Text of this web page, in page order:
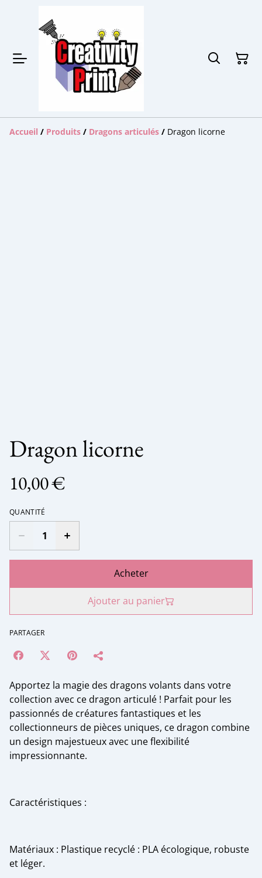
Accueil / Produits / Dragons articulés / Dragon licorne
Dragon licorne
10,00 €
QUANTITÉ
Acheter
Ajouter au panier
PARTAGER
Apportez la magie des dragons volants dans votre
collection avec ce dragon articulé ! Parfait pour les
passionnés de créatures fantastiques et les
collectionneurs de pièces uniques, ce dragon combine
un design majestueux avec une flexibilité
impressionnante.
Caractéristiques :
Matériaux : Plastique recyclé : PLA écologique, robuste
et léger.